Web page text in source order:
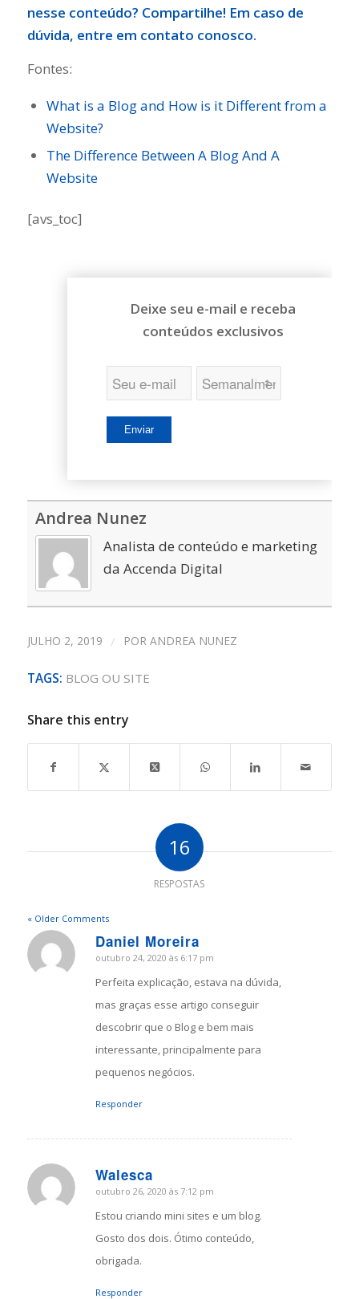
nesse conteúdo? Compartilhe! Em caso de
dúvida, entre em contato conosco.
Fontes:
What is a Blog and How is it Different from a
Website?
The Difference Between A Blog And A
Website
[avs_toc]
Deixe seu e-mail e receba
conteúdos exclusivos
Andrea Nunez
Analista de conteúdo e marketing
da Accenda Digital
JULHO 2, 2019 / POR ANDREA NUNEZ
TAGS: BLOG OU SITE
Share this entry
16
RESPOSTAS
« Older Comments
Daniel Moreira
says:
outubro 24, 2020 às 6:17 pm
Perfeita explicação, estava na dúvida,
mas graças esse artigo conseguir
descobrir que o Blog e bem mais
interessante, principalmente para
pequenos negócios.
Responder
Walesca
says:
outubro 26, 2020 às 7:12 pm
Estou criando mini sites e um blog.
Gosto dos dois. Ótimo conteúdo,
obrigada.
Responder